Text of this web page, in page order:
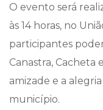
O evento será
às 14 horas, no
participantes
Canastra, Cacheta
amizade e a
município.